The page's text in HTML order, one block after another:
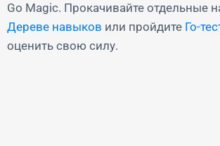
Go Magic. Прокачивайте отдельные
Дереве навыков или пройдите Го-
оценить свою силу.